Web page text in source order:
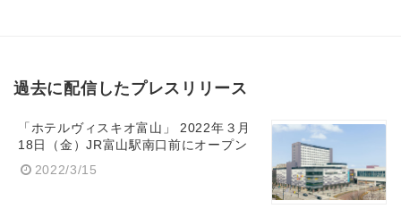
過去に配信したプレスリリース
「ホテルヴィスキオ富山」 2022年３月
18日（金）JR富山駅南口前にオープン
2022/3/15
Japanese